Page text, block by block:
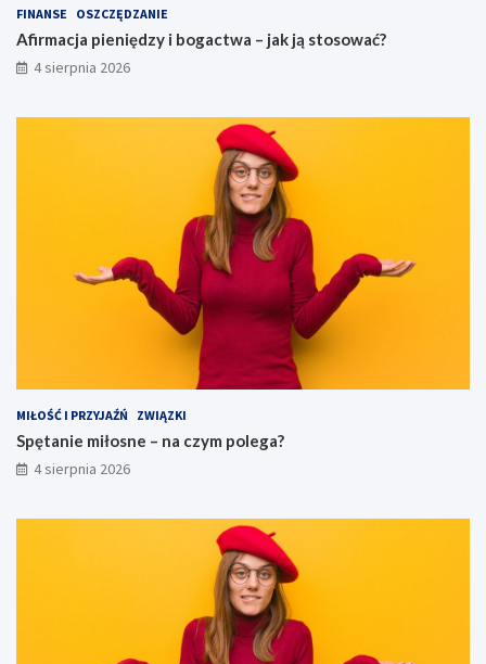
FINANSE OSZCZĘDZANIE
Afirmacja pieniędzy i bogactwa – jak ją stosować?
4 sierpnia 2026
MIŁOŚĆ I PRZYJAŹŃ ZWIĄZKI
Spętanie miłosne – na czym polega?
4 sierpnia 2026